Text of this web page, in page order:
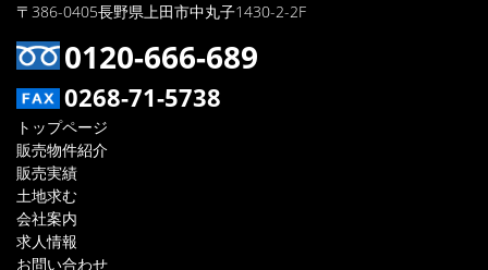
〒386-0405長野県上田市中丸子1430-2-2F
0120-666-689
0268-71-5738
トップページ
販売物件紹介
販売実績
土地求む
会社案内
求人情報
お問い合わせ